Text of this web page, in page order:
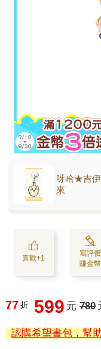
呀哈★吉伊
來
喜歡+1
寫評價
賺金幣
77 折 599 元 780
認購希望書包，幫